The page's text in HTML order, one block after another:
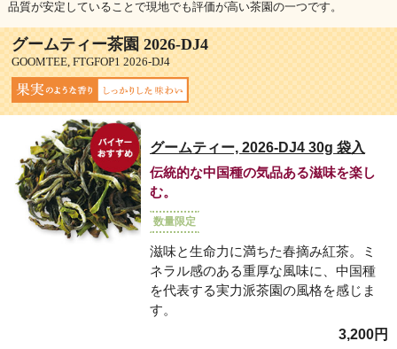
品質が安定していることで現地でも評価が高い茶園の一つです。
グームティー茶園 2026-DJ4
GOOMTEE, FTGFOP1 2026-DJ4
グームティー, 2026-DJ4 30g 袋入
伝統的な中国種の気品ある滋味を楽し
む。
数量限定
滋味と生命力に満ちた春摘み紅茶。ミ
ネラル感のある重厚な風味に、中国種
を代表する実力派茶園の風格を感じま
す。
3,200円